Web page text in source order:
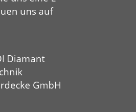
uns auf
Diamant
GmbH